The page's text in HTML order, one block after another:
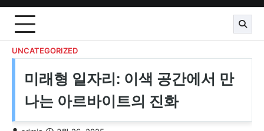
UNCATEGORIZED
미래형 일자리: 이색 공간에서 만
나는 아르바이트의 진화